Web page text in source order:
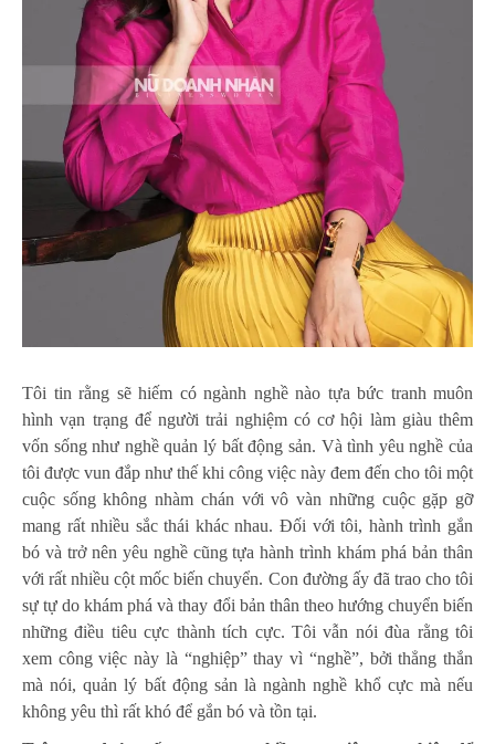
Tôi tin rằng sẽ hiếm có ngành nghề nào tựa bức tranh muôn
hình vạn trạng để người trải nghiệm có cơ hội làm giàu thêm
vốn sống như nghề quản lý bất động sản. Và tình yêu nghề của
tôi được vun đắp như thế khi công việc này đem đến cho tôi một
cuộc sống không nhàm chán với vô vàn những cuộc gặp gỡ
mang rất nhiều sắc thái khác nhau. Đối với tôi, hành trình gắn
bó và trở nên yêu nghề cũng tựa hành trình khám phá bản thân
với rất nhiều cột mốc biến chuyển. Con đường ấy đã trao cho tôi
sự tự do khám phá và thay đổi bản thân theo hướng chuyển biến
những điều tiêu cực thành tích cực. Tôi vẫn nói đùa rằng tôi
xem công việc này là “nghiệp” thay vì “nghề”, bởi thẳng thắn
mà nói, quản lý bất động sản là ngành nghề khổ cực mà nếu
không yêu thì rất khó để gắn bó và tồn tại.